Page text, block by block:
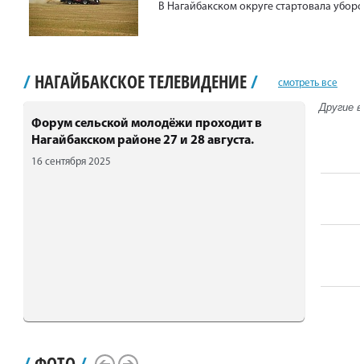
В Нагайбакском округе стартовала
/ НАГАЙБАКСКОЕ ТЕЛЕВИДЕНИЕ/ смотреть все
Форум сельской молодёжи проходит в
Нагайбакском районе 27 и 28 августа.
16 сентября 2025
Другие